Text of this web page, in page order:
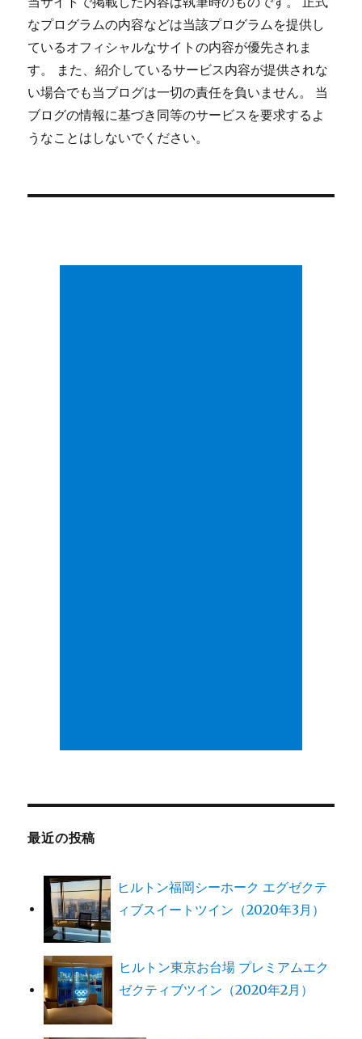
なプログラムの内容などは当該プログラムを提供し
ているオフィシャルなサイトの内容が優先されま
す。 また、紹介しているサービス内容が提供されな
い場合でも当ブログは一切の責任を負いません。 当
ブログの情報に基づき同等のサービスを要求するよ
うなことはしないでください。
最近の投稿
ヒルトン福岡シーホーク エグゼクテ
ィブスイートツイン（2020年3月）
ヒルトン東京お台場 プレミアムエク
ゼクティブツイン（2020年2月）